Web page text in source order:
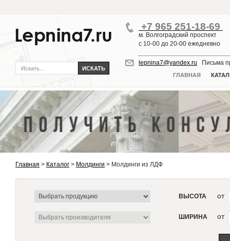
ГЛАВНАЯ
+7 965 251-18-69
м. Волгоградский проспект
с 10-00 до 20-00 ежедневно
lepnina7@yandex.ru Письма
Главная > Каталог > Молдинги > Молдинги из ЛДФ
ВЫСОТА от
ШИРИНА от